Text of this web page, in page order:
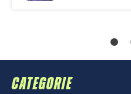
CATEGORIE